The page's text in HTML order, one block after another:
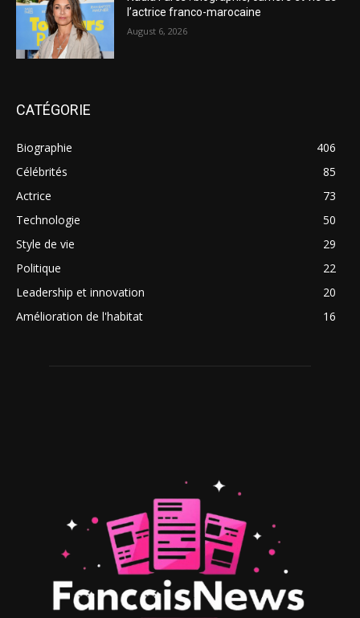
l’actrice franco-marocaine
August 6, 2026
CATÉGORIE
Biographie
406
Célébrités
85
Actrice
73
Technologie
50
Style de vie
29
Politique
22
Leadership et innovation
20
Amélioration de l'habitat
16